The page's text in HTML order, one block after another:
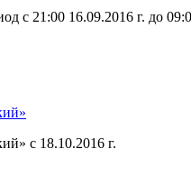
с 21:00 16.09.2016 г. до
с 18.10.2016 г.